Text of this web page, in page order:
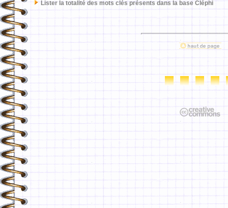
Lister la totalité des mots clés présents dans la base Cléphi